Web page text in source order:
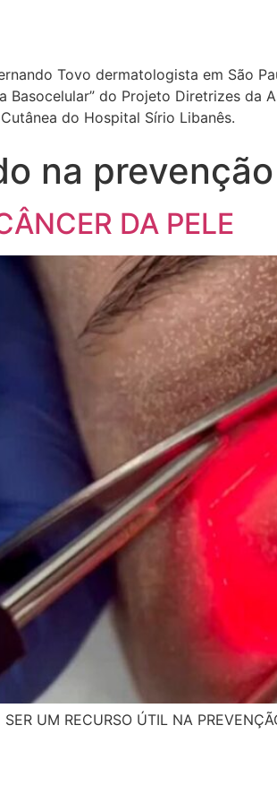
Tovo dermatologista em São
Basocelular” do Projeto Diretrizes
do Hospital Sírio Libanês.
na
DA PELE
UM RECURSO ÚTIL NA